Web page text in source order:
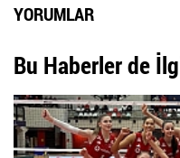
YORUMLAR
Bu Haberler de